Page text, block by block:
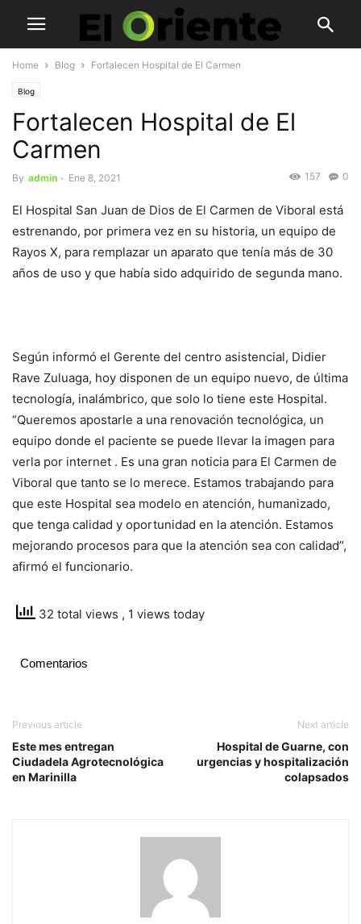
Home Blog Fortalecen Hospital de El Carmen
Blog
Fortalecen Hospital de El
Carmen
By admin - Ene 8, 2021 0
157
El Hospital San Juan de Dios de El Carmen de Viboral está
estrenando, por primera vez en su historia, un equipo de
Rayos X, para remplazar un aparato que tenía más de 30
años de uso y que había sido adquirido de segunda mano.
Según informó el Gerente del centro asistencial, Didier
Rave Zuluaga, hoy disponen de un equipo nuevo, de última
tecnología, inalámbrico, que solo lo tiene este Hospital.
“Queremos apostarle a una renovación tecnológica, un
equipo donde el paciente se puede llevar la imagen para
verla por internet . Es una gran noticia para El Carmen de
Viboral que tanto se lo merece. Estamos trabajando para
que este Hospital sea modelo en atención, humanizado,
que tenga calidad y oportunidad en la atención. Estamos
mejorando procesos para que la atención sea con calidad”,
afirmó el funcionario.
32 total views , 1 views today
Comentarios
Previous article
Este mes entregan
Ciudadela Agrotecnológica
en Marinilla
Next article
Hospital de Guarne, con
urgencias y hospitalización
colapsados